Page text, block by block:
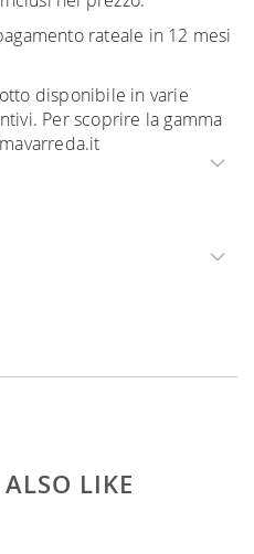
rateale in 12 mesi
disponibile in varie
Per scoprire la gamma
LIKE